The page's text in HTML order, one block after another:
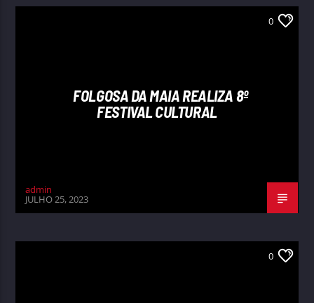
0
FOLGOSA DA MAIA REALIZA 8º
FESTIVAL CULTURAL
admin
JULHO 25, 2023
0